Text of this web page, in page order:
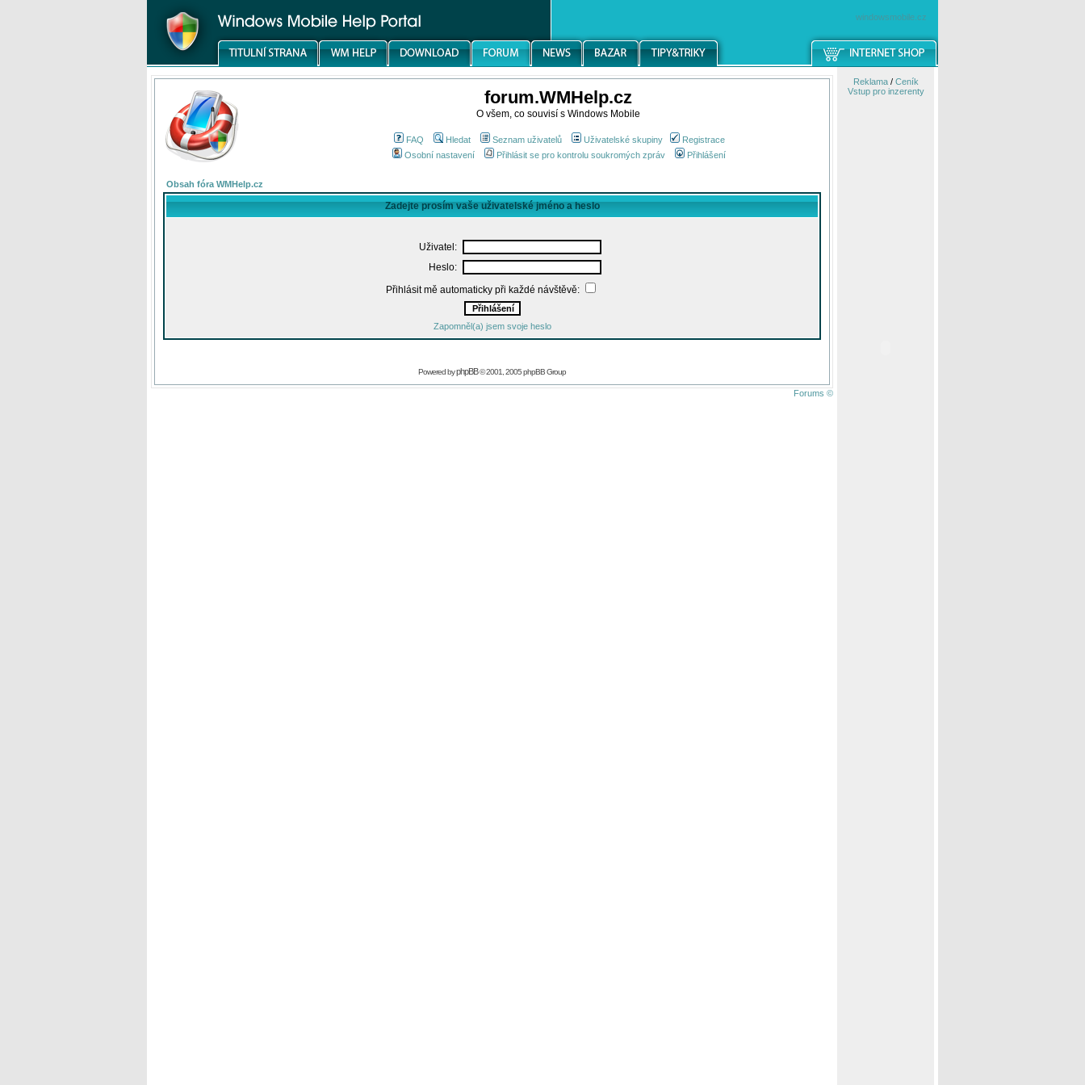
windowsmobile.cz
forum.WMHelp.cz
O všem, co souvisí s Windows Mobile
FAQ Hledat Seznam uživatelů Uživatelské skupiny
Registrace
Osobní nastavení
Přihlásit se pro kontrolu soukromých zpráv Přihlášení
Obsah fóra WMHelp.cz
Zadejte prosím vaše uživatelské jméno a heslo
Uživatel:
Heslo:
Přihlásit mě automaticky při každé návštěvě:
Zapomněl(a) jsem svoje heslo
Powered byphpBB© 2001, 2005 phpBB Group
Forums ©
Reklama/ Ceník
Vstup pro inzerenty